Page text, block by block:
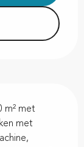
m² met
met